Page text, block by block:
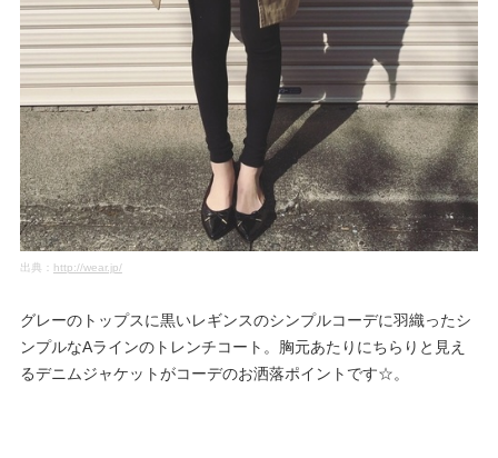
出典： http://wear.jp/
グレーのトップスに黒いレギンスのシンプルコーデに羽織ったシ
ンプルなAラインのトレンチコート。胸元あたりにちらりと見え
るデニムジャケットがコーデのお洒落ポイントです☆。